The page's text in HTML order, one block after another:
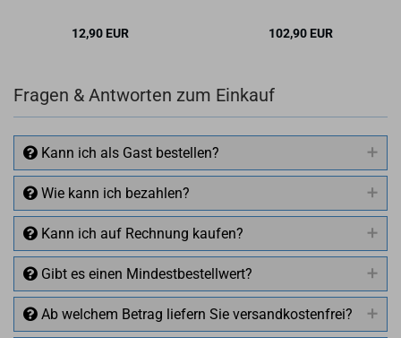
12,90 EUR 102,90 EUR
Fragen & Antworten zum Einkauf
Kann ich als Gast bestellen?
Wie kann ich bezahlen?
Kann ich auf Rechnung kaufen?
Gibt es einen Mindestbestellwert?
Ab welchem Betrag liefern Sie versandkostenfrei?